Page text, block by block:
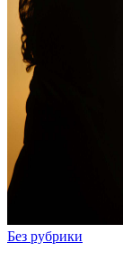
Без рубрики